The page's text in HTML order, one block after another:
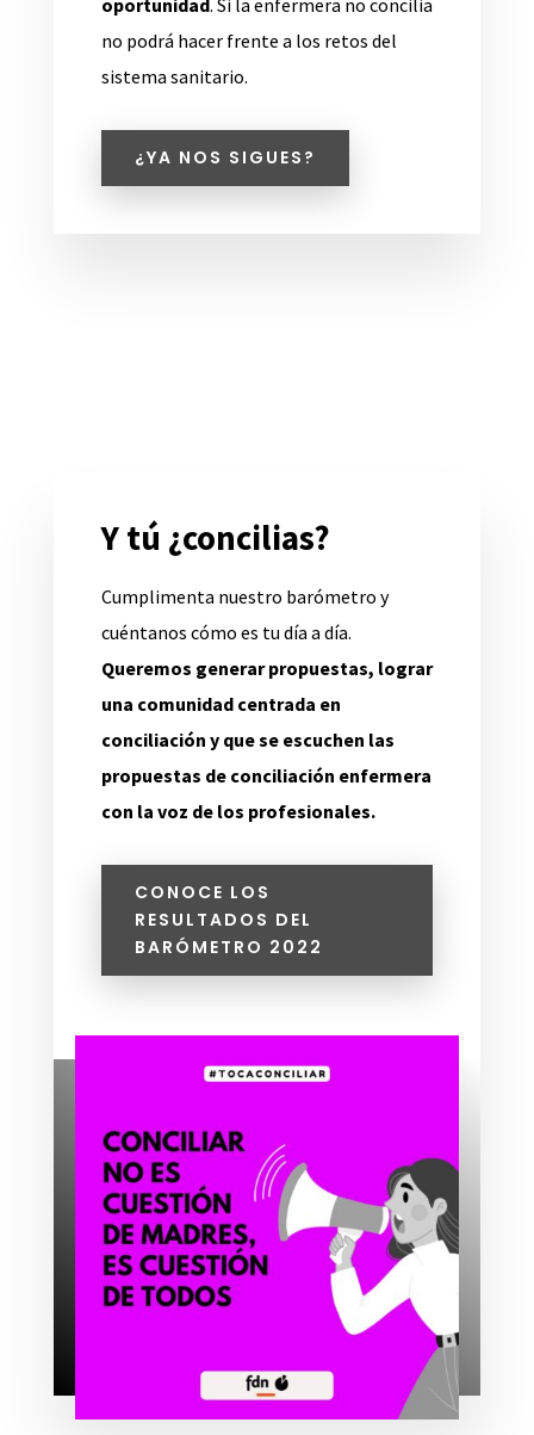
no podrá hacer frente a los retos del
sistema sanitario.
¿YA NOS SIGUES?
Y tú ¿concilias?
Cumplimenta nuestro barómetro y
cuéntanos cómo es tu día a día.
Queremos generar propuestas, lograr
una comunidad centrada en
conciliación y que se escuchen las
propuestas de conciliación enfermera
con la voz de los profesionales.
CONOCE LOS
RESULTADOS DEL
BARÓMETRO 2022